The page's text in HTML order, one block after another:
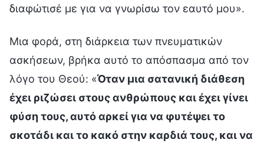
διαφώτισέ με για να γνωρίσω τον εαυτό μου».
Μια φορά, στη διάρκεια των πνευματικών
ασκήσεων, βρήκα αυτό το απόσπασμα από τον
λόγο του Θεού: «Όταν μια σατανική διάθεση
έχει ριζώσει στους ανθρώπους και έχει γίνει
φύση τους, αυτό αρκεί για να φυτέψει το
σκοτάδι και το κακό στην καρδιά τους, και να